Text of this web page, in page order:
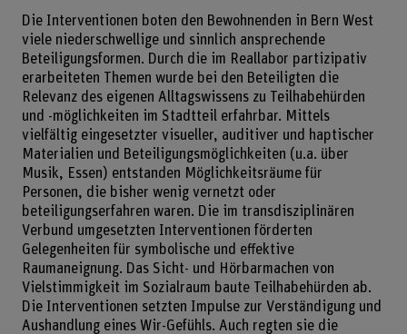
Die Interventionen boten den Bewohnenden in Bern West
viele niederschwellige und sinnlich ansprechende
Beteiligungsformen. Durch die im Reallabor partizipativ
erarbeiteten Themen wurde bei den Beteiligten die
Relevanz des eigenen Alltagswissens zu Teilhabehürden
und -möglichkeiten im Stadtteil erfahrbar. Mittels
vielfältig eingesetzter visueller, auditiver und haptischer
Materialien und Beteiligungsmöglichkeiten (u.a. über
Musik, Essen) entstanden Möglichkeitsräume für
Personen, die bisher wenig vernetzt oder
beteiligungserfahren waren. Die im transdisziplinären
Verbund umgesetzten Interventionen förderten
Gelegenheiten für symbolische und effektive
Raumaneignung. Das Sicht- und Hörbarmachen von
Vielstimmigkeit im Sozialraum baute Teilhabehürden ab.
Die Interventionen setzten Impulse zur Verständigung und
Aushandlung eines Wir-Gefühls. Auch regten sie die